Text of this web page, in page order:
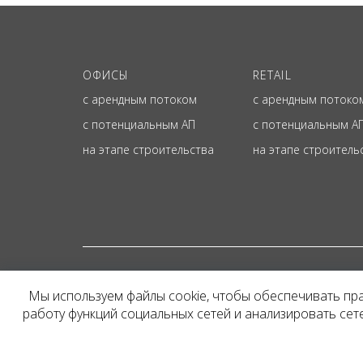
ОФИСЫ
с арендным потоком
с потенциальным АП
на этапе строительства
RETAIL
с арендным
с потенциальным
на этапе
Представленная на
и не является
Мы используем файлы cookie, чтобы обеспечивать
работу функций социальных сетей и анализировать